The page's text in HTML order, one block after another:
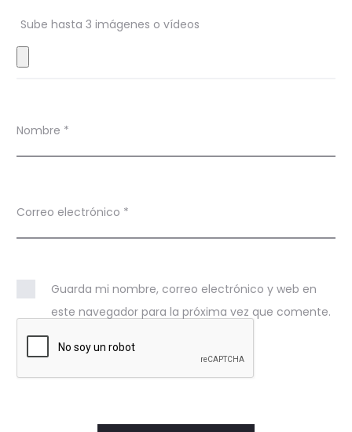
e
s
Sube hasta 3 imágenes o vídeos
Nombre *
Correo electrónico *
Guarda mi nombre, correo electrónico y web en
este navegador para la próxima vez que comente.